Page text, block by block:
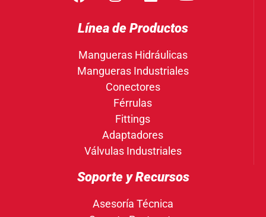
Línea de Productos
Mangueras Hidráulicas
Mangueras Industriales
Conectores
Férrulas
Fittings
Adaptadores
Válvulas Industriales
Soporte y Recursos
Asesoría Técnica